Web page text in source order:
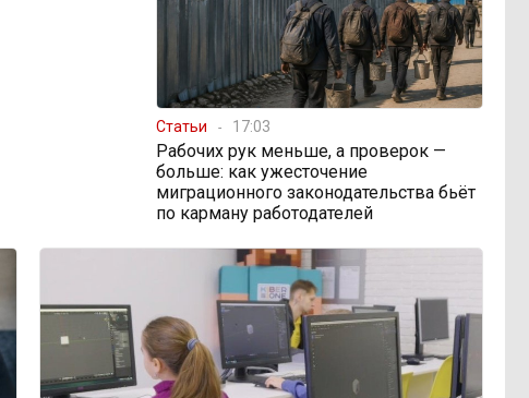
Статьи 17:03
Рабочих рук меньше, а проверок —
больше: как ужесточение
миграционного законодательства бьёт
по карману работодателей